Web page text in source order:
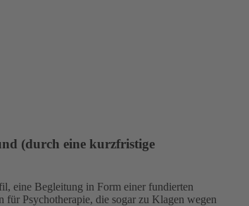
(durch eine kurzfristige
eine Begleitung in Form einer fundierten
Psychotherapie, die sogar zu Klagen wegen